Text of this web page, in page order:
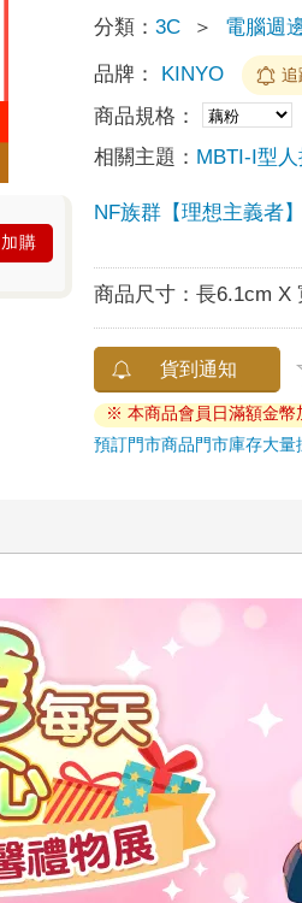
加購
分類：3C ＞ 電腦週
品牌： KINYO 追
商品規格：
相關主題： MBTI-I型
NF族群【理想主義者
商品尺寸：長6.1cm X
貨到通知
※ 本商品會員日滿額金幣
預訂門市商品門市庫存大量